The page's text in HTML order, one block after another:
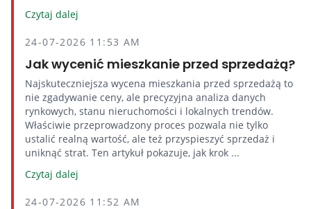
Czytaj dalej
24-07-2026 11:53 AM
Jak wycenić mieszkanie przed sprzedażą?
Najskuteczniejsza wycena mieszkania przed sprzedażą to
nie zgadywanie ceny, ale precyzyjna analiza danych
rynkowych, stanu nieruchomości i lokalnych trendów.
Właściwie przeprowadzony proces pozwala nie tylko
ustalić realną wartość, ale też przyspieszyć sprzedaż i
uniknąć strat. Ten artykuł pokazuje, jak krok ...
Czytaj dalej
24-07-2026 11:52 AM